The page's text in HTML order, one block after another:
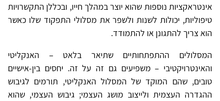
אינטראקציות נוספות שהוא יוצר במהלך חייו, ובכללן התקשרויות
טיפוליות, יכולות לשנות ולשפר את מסלולי התפקוד שלו כאשר
הוא צריך להתגונן או להתמודד.
המסלולים ההתפתחותיים שתיאר בלאט – האנקליטי
והאינטרויקטיבי – משפיעים גם זה על זה. יחסים בין-אישיים
טובים, שהם המוקד של המסלול האנקליטי, תורמים לגיבוש
ההגדרה העצמית ולייצוב מושג העצמי; גיבוש העצמי, שהוא